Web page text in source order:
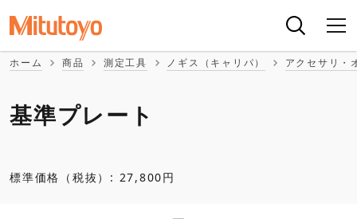
ホーム 商品 測定工具 ノギス（キャリパ） アクセサリ・
基準プレート
標準価格（税抜）: 27,800円